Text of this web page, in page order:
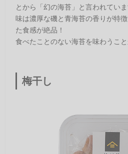
とから「幻の海苔」と言われていま
味は濃厚な磯と青海苔の香りが特
た食感が絶品！
食べたことのない海苔を味わうこと
梅干し